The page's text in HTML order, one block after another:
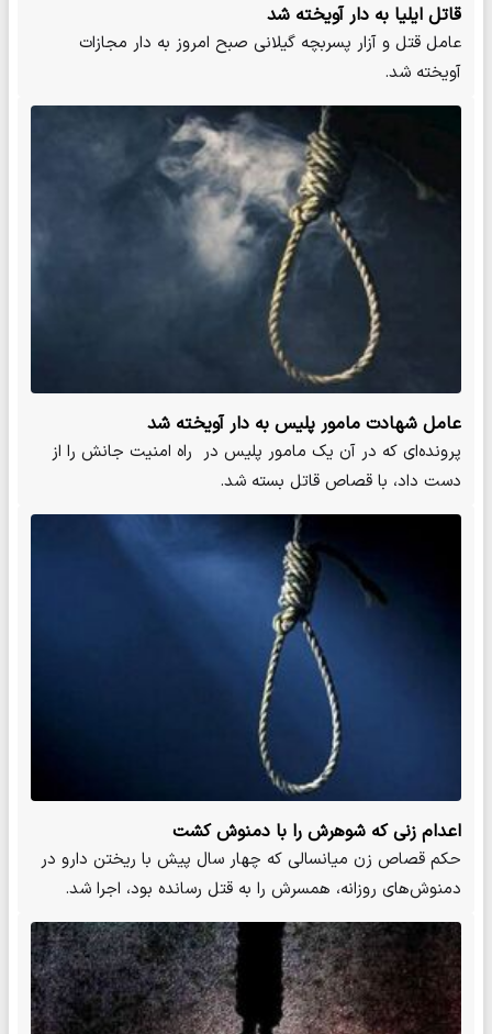
قاتل ایلیا به دار آویخته شد
عامل قتل و آزار پسربچه گیلانی صبح امروز به دار مجازات
آویخته شد.
عامل شهادت مامور پلیس به دار آویخته شد
پرونده‌ای که در آن یک مامور پلیس در راه امنیت جانش را از
دست داد، با قصاص قاتل بسته شد.
اعدام زنی که شوهرش را با دمنوش کشت
حکم قصاص زن میانسالی که چهار سال پیش با ریختن دارو در
دمنوش‌های روزانه، همسرش را به قتل رسانده بود، اجرا شد.